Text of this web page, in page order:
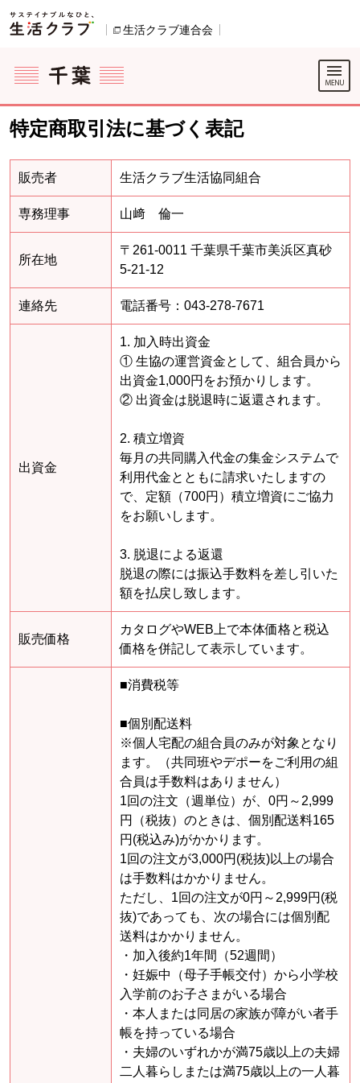
ページの先頭です。
生活クラブ連合会
ここからサイト内共通メニューです。
サイト内共通メニューをスキップする
サイト内共通メニューここまで。
特定商取引法に基づく表記
販売者 生活クラブ生活協同組合
専務理事 山﨑 倫一
所在地
〒261-0011 千葉県千葉市美浜区真砂
5-21-12
連絡先 電話番号：043-278-7671
出資金
1. 加入時出資金
① 生協の運営資金として、組合員から
出資金1,000円をお預かりします。
② 出資金は脱退時に返還されます。
2. 積立増資
毎月の共同購入代金の集金システムで
利用代金とともに請求いたしますの
で、定額（700円）積立増資にご協力
をお願いします。
3. 脱退による返還
脱退の際には振込手数料を差し引いた
額を払戻し致します。
販売価格
カタログやWEB上で本体価格と税込
価格を併記して表示しています。
■消費税等
■個別配送料
※個人宅配の組合員のみが対象となり
ます。（共同班やデポーをご利用の組
合員は手数料はありません）
1回の注文（週単位）が、0円～2,999
円（税抜）のときは、個別配送料165
円(税込み)がかかります。
1回の注文が3,000円(税抜)以上の場合
は手数料はかかりません。
ただし、1回の注文が0円～2,999円(税
抜)であっても、次の場合には個別配
送料はかかりません。
・加入後約1年間（52週間）
・妊娠中（母子手帳交付）から小学校
入学前のお子さまがいる場合
・本人または同居の家族が障がい者手
帳を持っている場合
・夫婦のいずれかが満75歳以上の夫婦
二人暮らしまたは満75歳以上の一人暮